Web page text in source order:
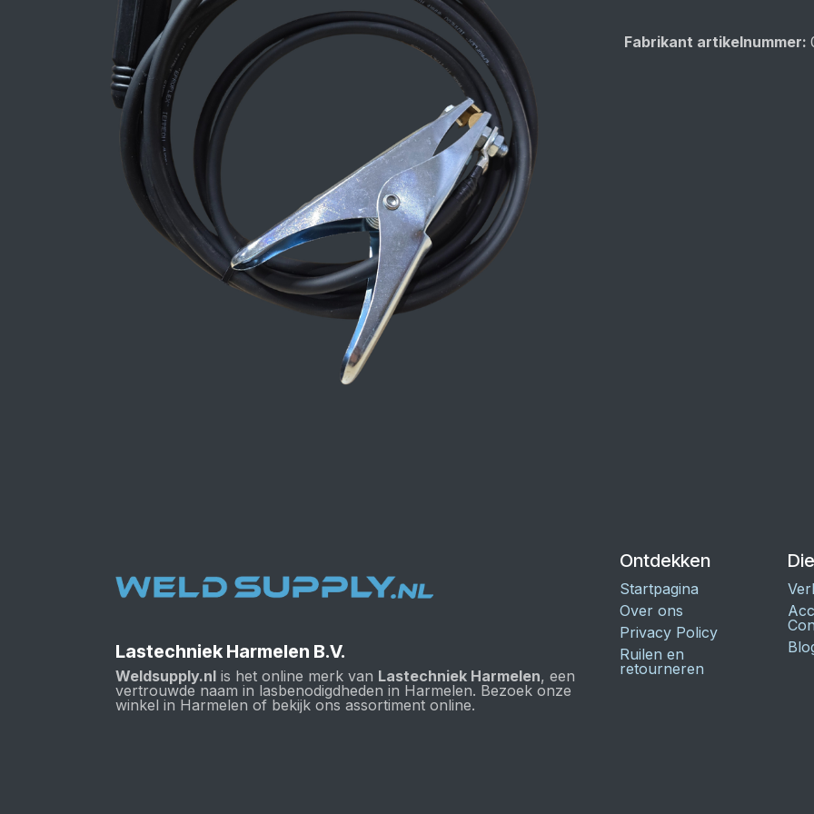
Fabrikant artikelnummer:
Lastechniek Harmelen B.V.
Weldsupply.nl is het online merk van Lastechniek Harmelen, een
vertrouwde naam in lasbenodigdheden in Harmelen. Bezoek onze
winkel in Harmelen of bekijk ons assortiment online.
Ontdekken
Startpagina
Over ons
Privacy Policy
Ruilen en
retourneren